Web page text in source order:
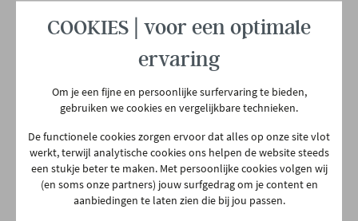
Ma
10:00 - 18:30
10:00 - 18:30
Woe
10:00 - 18:30
Vr
10:00 - 18:30
Za
10:00 - 18:00
Zo
13:30 - 18:00
COOKIES | voor een optimale
ervaring
Om je een fijne en persoonlijke surfervaring te bieden,
gebruiken we cookies en vergelijkbare technieken.
De functionele cookies zorgen ervoor dat alles op onze site vlot
werkt, terwijl analytische cookies ons helpen de website steeds
een stukje beter te maken. Met persoonlijke cookies volgen wij
(en soms onze partners) jouw surfgedrag om je content en
aanbiedingen te laten zien die bij jou passen.